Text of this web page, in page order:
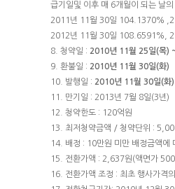
급기일및 이후 매 6개월이 되는 날
2011년 11월 30일 104.1370%
2012년 11월 30일 108.6591%,
8. 청약일 : 2010년 11월 25일(목)
9. 환불일 : 2010년 11월 30일(화)
10. 발행일 : 2010년 11월 30일(화)
11. 만기일 : 2013년 7월 8일(3년)
12. 청약한도 : 120억원
13. 최저청약금액 / 청약단위 :
14. 배정 : 10만원 미만 배정금액에
15. 전환가액 : 2,637원(액면가
16. 전환가액 조정 : 최초 행사가격